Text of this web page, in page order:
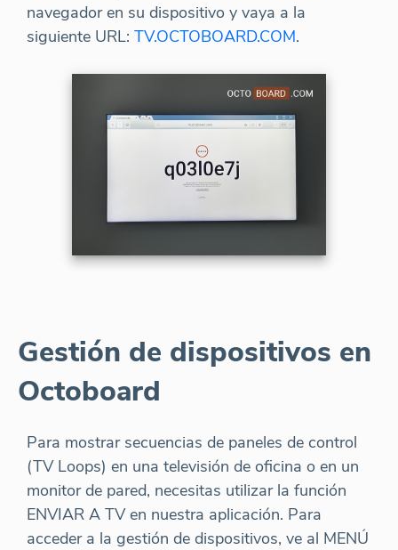
navegador en su dispositivo y vaya a la
siguiente URL: TV.OCTOBOARD.COM.
Gestión de dispositivos en
Octoboard
Para mostrar secuencias de paneles de control
(TV Loops) en una televisión de oficina o en un
monitor de pared, necesitas utilizar la función
ENVIAR A TV en nuestra aplicación. Para
acceder a la gestión de dispositivos, ve al MENÚ